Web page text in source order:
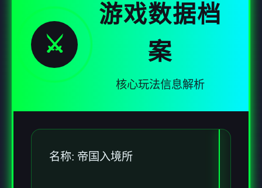
⚔️
游戏数据档
案
核心玩法信息解析
名称: 帝国入境所